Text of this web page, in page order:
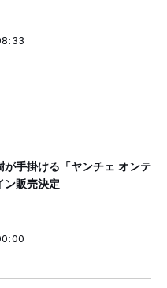
が手掛ける「ヤンチェ オンテ
ン販売決定